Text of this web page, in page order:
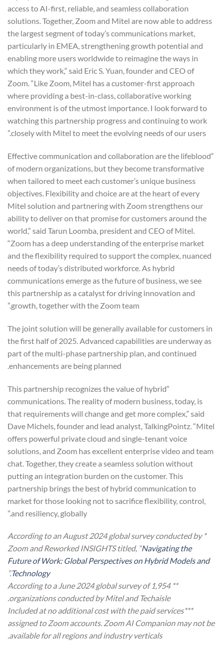
access to AI-first, reliable, and seamless collaboration
solutions. Together, Zoom and Mitel are now able to address
the largest segment of today’s communications market,
particularly in EMEA, strengthening growth potential and
enabling more users worldwide to reimagine the ways in
which they work,” said Eric S. Yuan, founder and CEO of
Zoom. “Like Zoom, Mitel has a customer-first approach
where providing a best-in-class, collaborative working
environment is of the utmost importance. I look forward to
watching this partnership progress and continuing to work
closely with Mitel to meet the evolving needs of our users.”
“Effective communication and collaboration are the lifeblood
of modern organizations, but they become transformative
when tailored to meet each customer’s unique business
objectives. Flexibility and choice are at the heart of every
Mitel solution and partnering with Zoom strengthens our
ability to deliver on that promise for customers around the
world,” said Tarun Loomba, president and CEO of Mitel.
“Zoom has a deep understanding of the enterprise market
and the flexibility required to support the complex, nuanced
needs of today’s distributed workforce. As hybrid
communications emerge as the future of business, we see
this partnership as a catalyst for driving innovation and
growth, together with the Zoom team.”
The joint solution will be generally available for customers in
the first half of 2025. Advanced capabilities are underway as
part of the multi-phase partnership plan, and continued
enhancements are being planned.
“This partnership recognizes the value of hybrid
communications. The reality of modern business, today, is
that requirements will change and get more complex,” said
Dave Michels, founder and lead analyst, TalkingPointz. “Mitel
offers powerful private cloud and single-tenant voice
solutions, and Zoom has excellent enterprise video and team
chat. Together, they create a seamless solution without
putting an integration burden on the customer. This
partnership brings the best of hybrid communication to
market for those looking not to sacrifice flexibility, control,
and resiliency, globally.”
* According to an August 2024 global survey conducted by
Zoom and Reworked INSIGHTS titled, “Navigating the
Future of Work: Global Perspectives on Hybrid Models and
Technology
.”
** According to a June 2024 global survey of 1,954
organizations conducted by Mitel and Techaisle.
***Included at no additional cost with the paid services
assigned to Zoom accounts. Zoom AI Companion may not be
available for all regions and industry verticals.